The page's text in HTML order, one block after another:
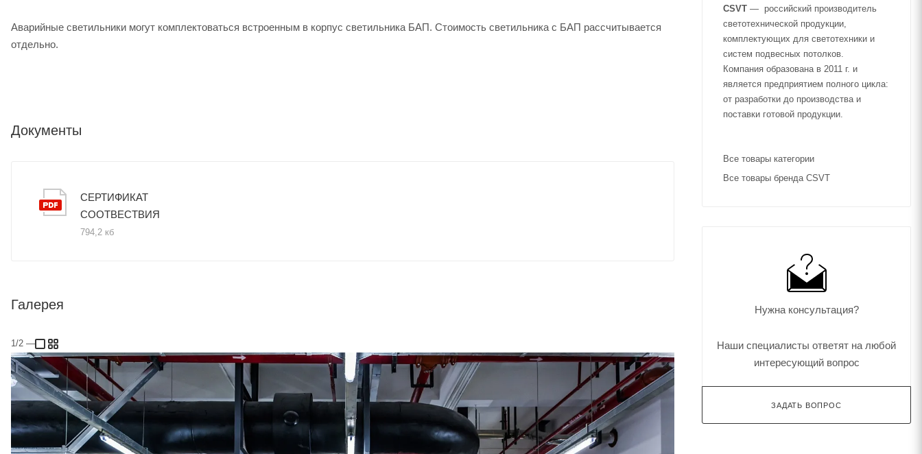
Аварийные светильники могут комплектоваться встроенным в корпус светильника БАП. Стоимость светильника с БАП рассчитывается
отдельно.
Документы
СЕРТИФИКАТ
СООТВЕСТВИЯ
794,2 кб
Галерея
1/2 —
CSVT — российский производитель
светотехнической продукции,
комплектующих для светотехники и
систем подвесных потолков.
Компания образована в 2011 г. и
является предприятием полного цикла:
от разработки до производства и
поставки готовой продукции.
Все товары категории
Все товары бренда CSVT
Нужна консультация?
Наши специалисты ответят на любой
интересующий вопрос
ЗАДАТЬ ВОПРОС